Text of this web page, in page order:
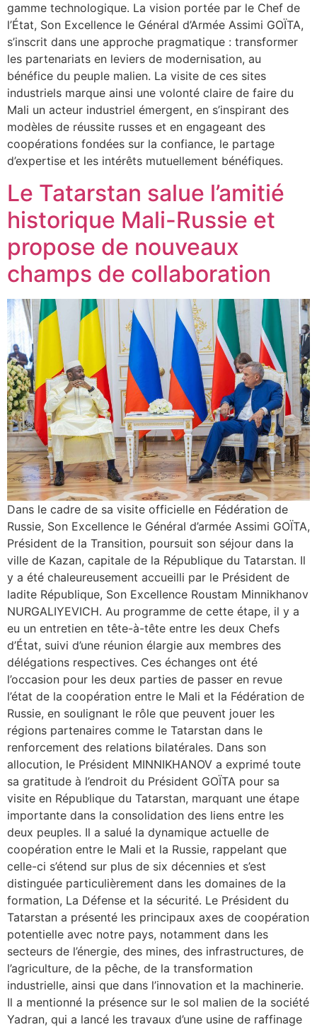
gamme technologique. La vision portée par le Chef de
l’État, Son Excellence le Général d’Armée Assimi GOÏTA,
s’inscrit dans une approche pragmatique : transformer
les partenariats en leviers de modernisation, au
bénéfice du peuple malien. La visite de ces sites
industriels marque ainsi une volonté claire de faire du
Mali un acteur industriel émergent, en s’inspirant des
modèles de réussite russes et en engageant des
coopérations fondées sur la confiance, le partage
d’expertise et les intérêts mutuellement bénéfiques.
Le Tatarstan salue l’amitié
historique Mali-Russie et
propose de nouveaux
champs de collaboration
Dans le cadre de sa visite officielle en Fédération de
Russie, Son Excellence le Général d’armée Assimi GOÏTA,
Président de la Transition, poursuit son séjour dans la
ville de Kazan, capitale de la République du Tatarstan. Il
y a été chaleureusement accueilli par le Président de
ladite République, Son Excellence Roustam Minnikhanov
NURGALIYEVICH. Au programme de cette étape, il y a
eu un entretien en tête-à-tête entre les deux Chefs
d’État, suivi d’une réunion élargie aux membres des
délégations respectives. Ces échanges ont été
l’occasion pour les deux parties de passer en revue
l’état de la coopération entre le Mali et la Fédération de
Russie, en soulignant le rôle que peuvent jouer les
régions partenaires comme le Tatarstan dans le
renforcement des relations bilatérales. Dans son
allocution, le Président MINNIKHANOV a exprimé toute
sa gratitude à l’endroit du Président GOÏTA pour sa
visite en République du Tatarstan, marquant une étape
importante dans la consolidation des liens entre les
deux peuples. Il a salué la dynamique actuelle de
coopération entre le Mali et la Russie, rappelant que
celle-ci s’étend sur plus de six décennies et s’est
distinguée particulièrement dans les domaines de la
formation, La Défense et la sécurité. Le Président du
Tatarstan a présenté les principaux axes de coopération
potentielle avec notre pays, notamment dans les
secteurs de l’énergie, des mines, des infrastructures, de
l’agriculture, de la pêche, de la transformation
industrielle, ainsi que dans l’innovation et la machinerie.
Il a mentionné la présence sur le sol malien de la société
Yadran, qui a lancé les travaux d’une usine de raffinage